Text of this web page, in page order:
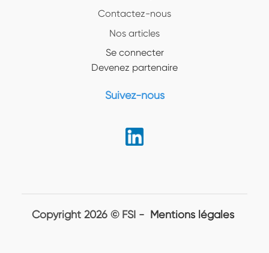
Contactez-nous
Nos articles
Se connecter
Devenez partenaire
Suivez-nous
Copyright 2026 © FSI - Mentions légales